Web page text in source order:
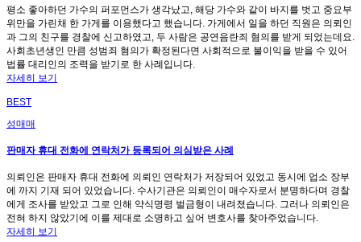
평소 좋아하던 가수의 퍼포먼스가 생각났고, 해당 가수와 같이 바지를 벗고 중요부
위만을 가린채 한 가게를 이용했다고 했습니다. 가게에서 일을 하던 직원은 의뢰인
과 그의 친구를 경찰에 신고하였고, 두 사람은 공연음란죄 혐의를 받게 되었는데요.
사회초년생인 만큼 성범죄 혐의가 확정된다면 사회적으로 불이익을 받을 수 있어
법률 대리인의 조력을 받기로 한 사례입니다.
자세히 보기
BEST
성매매
판매자 휴대 전화에 연락처가 등록되어 의심받은 사례
의뢰인은 판매자 휴대 전화에 의뢰인 연락처가 저장되어 있었고 동시에 업소 장부
에 까지 기재 되어 있었습니다. 수사기관은 의뢰인이 매수자로서 분명하다며 경찰
에게 조사를 받았고 그로 인해 약식명령 벌금형이 내려졌습니다. 그러나 의뢰인은
전혀 하지 않았기에 이를 제대로 소명하고 싶어 변호사를 찾아주었습니다.
자세히 보기